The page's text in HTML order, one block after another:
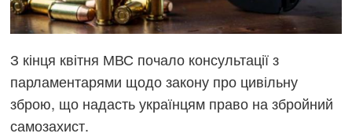
З кінця квітня МВС почало консультації з
парламентарями щодо закону про цивільну
зброю, що надасть українцям право на збройний
самозахист.